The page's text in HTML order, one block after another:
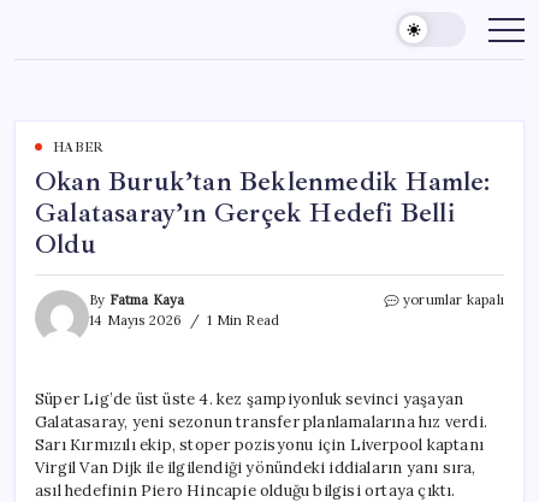
content
HABER
Okan Buruk’tan Beklenmedik Hamle:
Galatasaray’ın Gerçek Hedefi Belli
Oldu
By Fatma Kaya
14 Mayıs 2026
1 Min Read
Okan
Gerçek
Hedefi
Belli
Oldu
için
yorumlar kapalı
Süper Lig’de üst üste 4. kez şampiyonluk sevinci yaşayan
Galatasaray, yeni sezonun transfer planlamalarına hız verdi.
Sarı Kırmızılı ekip, stoper pozisyonu için Liverpool kaptanı
Virgil Van Dijk ile ilgilendiği yönündeki iddiaların yanı sıra,
asıl hedefinin Piero Hincapie olduğu bilgisi ortaya çıktı.